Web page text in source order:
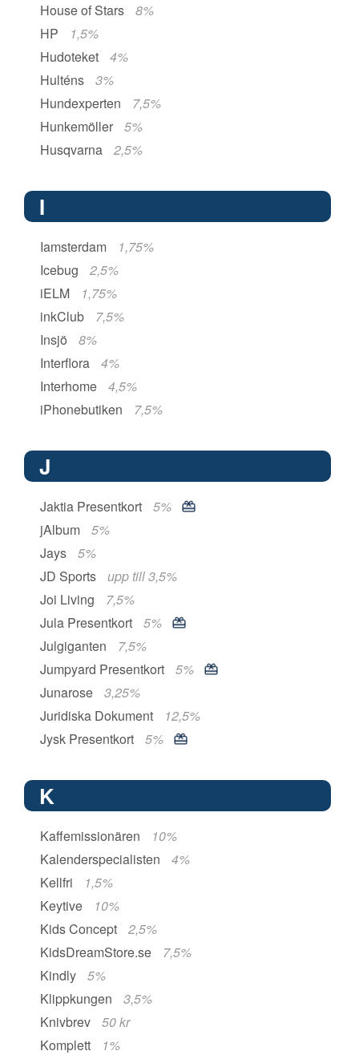
House of Stars
8%
HP
1,5%
Hudoteket
4%
Hulténs
3%
Hundexperten
7,5%
Hunkemöller
5%
Husqvarna
2,5%
I
Iamsterdam
1,75%
Icebug
2,5%
iELM
1,75%
inkClub
7,5%
Insjö
8%
Interflora
4%
Interhome
4,5%
iPhonebutiken
7,5%
J
Jaktia Presentkort
5%
jAlbum
5%
Jays
5%
JD Sports
upp till 3,5%
Joi Living
7,5%
Jula Presentkort
5%
Julgiganten
7,5%
Jumpyard Presentkort
5%
Junarose
3,25%
Juridiska Dokument
12,5%
Jysk Presentkort
5%
K
Kaffemissionären
10%
Kalenderspecialisten
4%
Kellfri
1,5%
Keytive
10%
Kids Concept
2,5%
KidsDreamStore.se
7,5%
Kindly
5%
Klippkungen
3,5%
Knivbrev
50 kr
Komplett
1%